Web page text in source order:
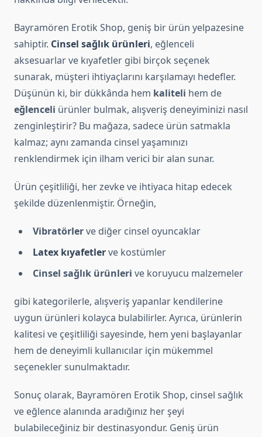
Bayramören Erotik Shop, geniş bir ürün yelpazesine
sahiptir. Cinsel sağlık ürünleri, eğlenceli
aksesuarlar ve kıyafetler gibi birçok seçenek
sunarak, müşteri ihtiyaçlarını karşılamayı hedefler.
Düşünün ki, bir dükkânda hem kaliteli hem de
eğlenceli ürünler bulmak, alışveriş deneyiminizi nasıl
zenginleştirir? Bu mağaza, sadece ürün satmakla
kalmaz; aynı zamanda cinsel yaşamınızı
renklendirmek için ilham verici bir alan sunar.
Ürün çeşitliliği, her zevke ve ihtiyaca hitap edecek
şekilde düzenlenmiştir. Örneğin,
Vibratörlerve diğer cinsel oyuncaklar
Latex kıyafetlerve kostümler
Cinsel sağlık ürünleri ve koruyucu malzemeler
gibi kategorilerle, alışveriş yapanlar kendilerine
uygun ürünleri kolayca bulabilirler. Ayrıca, ürünlerin
kalitesi ve çeşitliliği sayesinde, hem yeni başlayanlar
hem de deneyimli kullanıcılar için mükemmel
seçenekler sunulmaktadır.
Sonuç olarak, Bayramören Erotik Shop, cinsel sağlık
ve eğlence alanında aradığınız her şeyi
bulabileceğiniz bir destinasyondur. Geniş ürün